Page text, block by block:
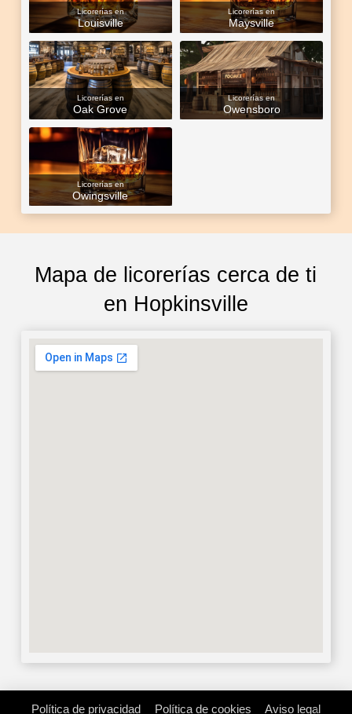
Licorerías en
Louisville
Licorerías en
Maysville
Licorerías en
Oak Grove
Licorerías en
Owensboro
Licorerías en
Owingsville
Mapa de licorerías cerca de ti
en Hopkinsville
Política de privacidad Política de cookies Aviso legal